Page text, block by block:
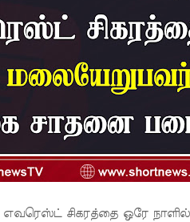
சிகரத்தை ஒரே